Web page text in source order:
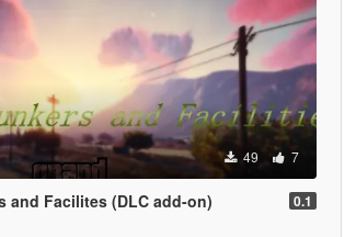
49 7
and Facilites (DLC add-on) 0.1